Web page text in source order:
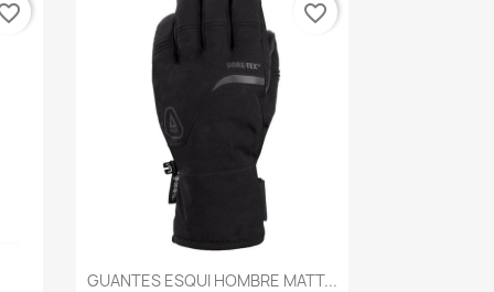
Vista rápida
GUANTES ESQUI HOMBRE MATT...
favorite_border